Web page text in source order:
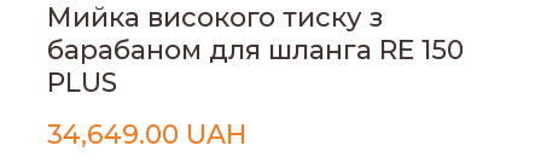
Мийка високого тиску з
барабаном для шланга RE 150
PLUS
34,649.00 UAH